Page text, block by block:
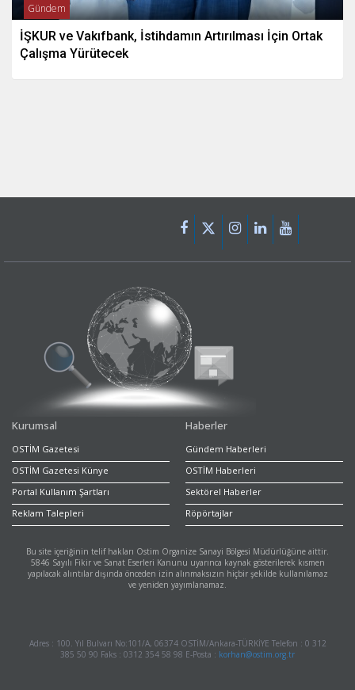
Gündem
İŞKUR ve Vakıfbank, İstihdamın Artırılması İçin Ortak
Çalışma Yürütecek
Kurumsal
OSTİM Gazetesi
OSTİM Gazetesi Künye
Portal Kullanım Şartları
Reklam Talepleri
Haberler
Gündem Haberleri
OSTİM Haberleri
Sektörel Haberler
Röpörtajlar
Bu site içeriğinin telif hakları Ostim Organize Sanayi Bölgesi Müdürlüğüne aittir.
5846 Sayılı Fikir ve Sanat Eserleri Kanunu uyarınca kaynak gösterilerek kısmen
yapılacak alıntılar dışında önceden izin alınmaksızın hiçbir şekilde kullanılamaz
ve yeniden yayımlanamaz.
Adres : 100. Yıl Bulvarı No:101/A, 06374 OSTİM/Ankara-TÜRKİYE Telefon : 0 312
385 50 90 Faks : 0312 354 58 98 E-Posta : korhan@ostim.org.tr